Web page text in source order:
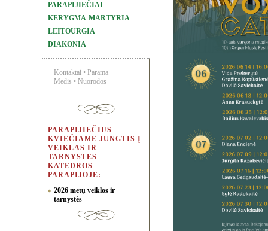
PARAPIJIEČIAI
KERYGMA-MARTYRIA
LEITOURGIA
DIAKONIA
Kontaktai • Parama
Medis • Nuorodos
PARAPIJIEČIUS
KVIEČIAME JUNGTIS Į
VEIKLAS IR
TARNYSTES
KATEDROS
PARAPIJOJE:
2026 metų veiklos ir
tarnystės